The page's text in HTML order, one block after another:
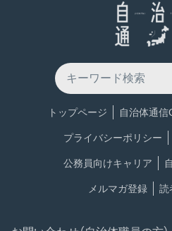
トップページ 自治体通信
プライバシーポリシー
公務員向けキャリア
メルマガ登録 読